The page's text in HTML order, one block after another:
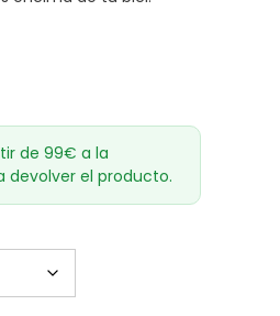
de 99€ a la
devolver el producto.